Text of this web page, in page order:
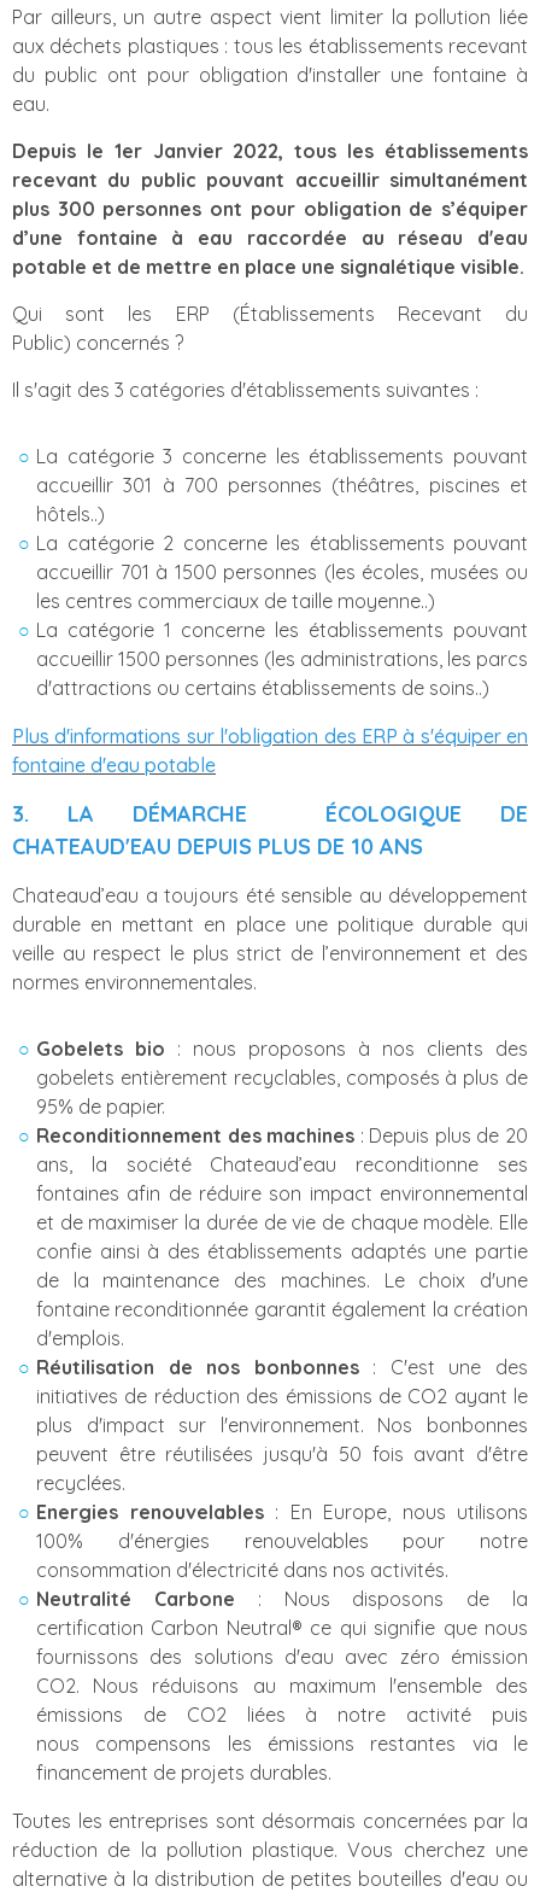
Par ailleurs, un autre aspect vient limiter la pollution liée
aux déchets plastiques : tous les établissements recevant
du public ont pour obligation d'installer une fontaine à
eau.
Depuis le 1er Janvier 2022, tous les établissements
recevant du public pouvant accueillir simultanément
plus 300 personnes ont pour obligation de s’équiper
d’une fontaine à eau raccordée au réseau d'eau
potable et de mettre en place une signalétique visible.
Qui sont les ERP (Établissements Recevant du
Public) concernés ?
Il s'agit des 3 catégories d'établissements suivantes :
La catégorie 3 concerne les établissements pouvant
accueillir 301 à 700 personnes (théâtres, piscines et
hôtels..)
La catégorie 2 concerne les établissements pouvant
accueillir 701 à 1500 personnes (les écoles, musées ou
les centres commerciaux de taille moyenne..)
La catégorie 1 concerne les établissements pouvant
accueillir 1500 personnes (les administrations, les parcs
d'attractions ou certains établissements de soins..)
Plus d'informations sur l'obligation des ERP à s'équiper en
fontaine d'eau potable
3. LA DÉMARCHE
ÉCOLOGIQUE DE
CHATEAUD'EAU DEPUIS PLUS DE 10 ANS
Chateaud’eau a toujours été sensible au développement
durable en mettant en place une politique durable qui
veille au respect le plus strict de l’environnement et des
normes environnementales.
Gobelets bio : nous proposons à nos clients des
gobelets entièrement recyclables, composés à plus de
95% de papier.
Reconditionnement des machines : Depuis plus de 20
ans, la société Chateaud’eau reconditionne ses
fontaines afin de réduire son impact environnemental
et de maximiser la durée de vie de chaque modèle. Elle
confie ainsi à des établissements adaptés une partie
de la maintenance des machines. Le choix d'une
fontaine reconditionnée garantit également la création
d'emplois.
Réutilisation de nos bonbonnes: C'est une des
initiatives de réduction des émissions de CO2 ayant le
plus d'impact sur l'environnement. Nos bonbonnes
peuvent être réutilisées jusqu'à 50 fois avant d'être
recyclées.
Energies renouvelables : En Europe, nous utilisons
100% d'énergies renouvelables pour notre
consommation d'électricité dans nos activités.
Neutralité Carbone : Nous disposons de la
certification Carbon Neutral® ce qui signifie que nous
fournissons des solutions d'eau avec zéro émission
CO2. Nous réduisons au maximum l'ensemble des
émissions de CO2 liées à notre activité puis
nous compensons les émissions restantes via le
financement de projets durables.
Toutes les entreprises sont désormais concernées par la
réduction de la pollution plastique. Vous cherchez une
alternative à la distribution de petites bouteilles d'eau ou